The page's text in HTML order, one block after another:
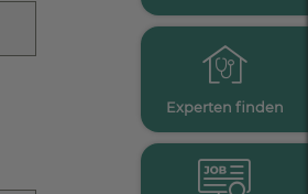
Experten finden